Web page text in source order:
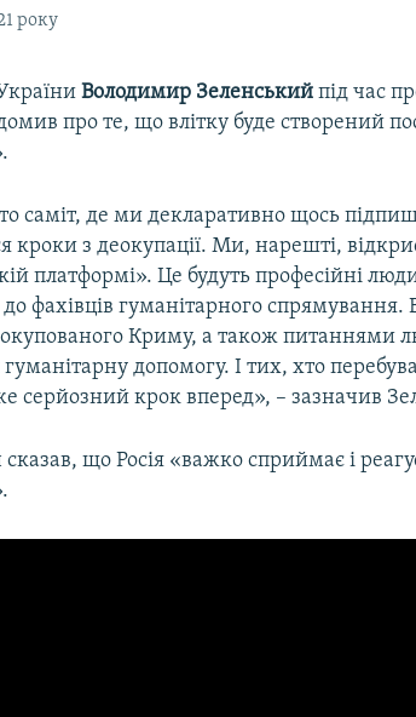
року
Володимир Зеленський під час
про те, що влітку буде створений
саміт, де ми декларативно щось
кроки з деокупації. Ми, нарешті,
платформі». Це будуть професійні
до фахівців гуманітарного
Криму, а також питаннями
допомогу. І тих, хто
серйозний крок вперед», – зазначив
сказав, що Росія «важко сприймає і